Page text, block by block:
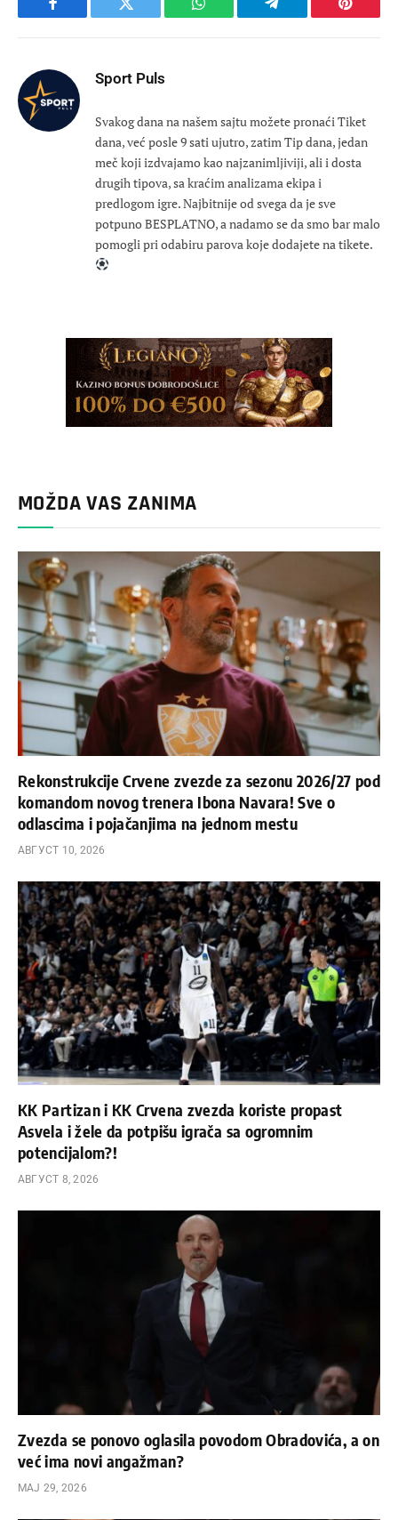
Facebook Twitter WhatsApp Telegram
Sport Puls
Svakog dana na našem sajtu možete pronaći Tiket
dana, već posle 9 sati ujutro, zatim Tip dana, jedan
meč koji izdvajamo kao najzanimljiviji, ali i dosta
drugih tipova, sa kraćim analizama ekipa i
predlogom igre. Najbitnije od svega da je sve
potpuno BESPLATNO, a nadamo se da smo bar malo
pomogli pri odabiru parova koje dodajete na tikete.
MOŽDA VAS ZANIMA
Rekonstrukcije Crvene zvezde za sezonu 2026/27 pod
komandom novog trenera Ibona Navara! Sve o
odlascima i pojačanjima na jednom mestu
АВГУСТ 10, 2026
KK Partizan i KK Crvena zvezda koriste propast
Asvela i žele da potpišu igrača sa ogromnim
potencijalom?!
АВГУСТ 8, 2026
Zvezda se ponovo oglasila povodom Obradovića, a on
već ima novi angažman?
МАЈ 29, 2026